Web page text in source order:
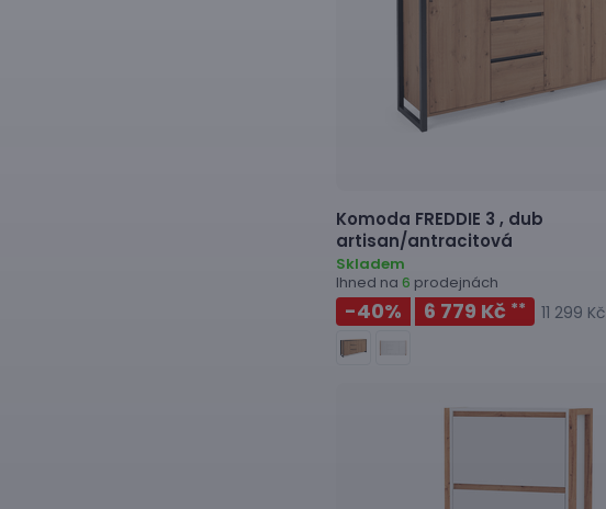
Komoda FREDDIE 3 , dub
artisan/antracitová
Skladem
Ihned na 6 prodejnách
-40% 6 779 Kč ** 11 299 Kč